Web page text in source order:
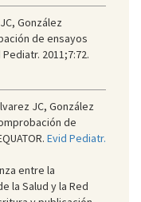
González
de ensayos
2011;7:72.
JC, González
de
Evid Pediatr.
entre la
la Salud y la Red